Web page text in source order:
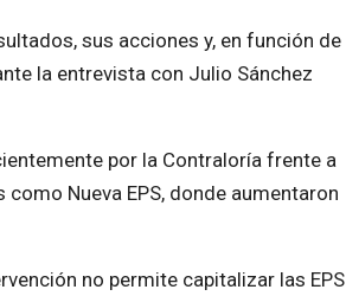
sus acciones y, en función de
la entrevista con Julio Sánchez
por la Contraloría frente a
Nueva EPS, donde aumentaron
no permite capitalizar las EPS